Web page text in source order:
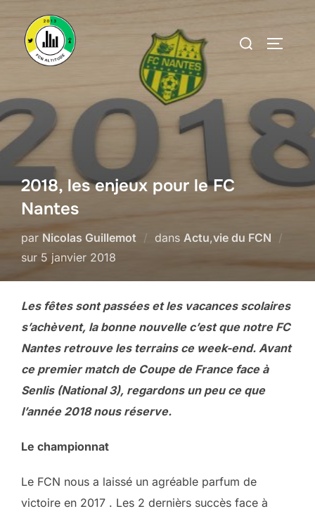
contenu
Rechercher :
2018, les enjeux pour le FC
Nantes
par Nicolas Guillemot dans Actu,vie du FCN
sur Publié
5 janvier 2018
Les fêtes sont passées et les vacances scolaires
s’achèvent, la bonne nouvelle c’est que notre FC
Nantes retrouve les terrains ce week-end. Avant
ce premier match de Coupe de France face à
Senlis (National 3), regardons un peu ce que
l’année 2018 nous réserve.
Le championnat
Le FCN nous a laissé un agréable parfum de
victoire en 2017 . Les 2 dernièrs succès face à